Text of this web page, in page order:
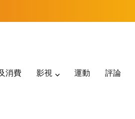
消費 影視 運動 評論